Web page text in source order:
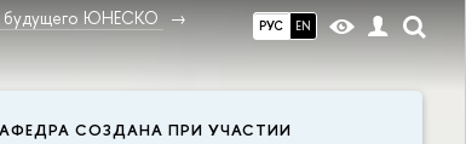
РУС EN
будущего ЮНЕСКО
СОЗДАНА ПРИ УЧАСТИИ